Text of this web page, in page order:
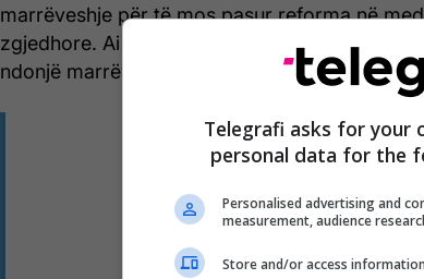
marrëveshje për të mos pasur reforma në
zgjedhore. Ai tha se këto çështje nuk kanë
ndonjë marrëveshjeje, siç pretendohet nga ajo
Telegrafi asks for your
personal data for the
Personalised advertising and
measurement, audience
Store and/or access